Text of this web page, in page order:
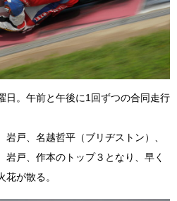
。午前と午後に1回ずつの合同走行
戸、名越哲平（ブリヂストン）、
戸、作本のトップ３となり、早く
が散る。